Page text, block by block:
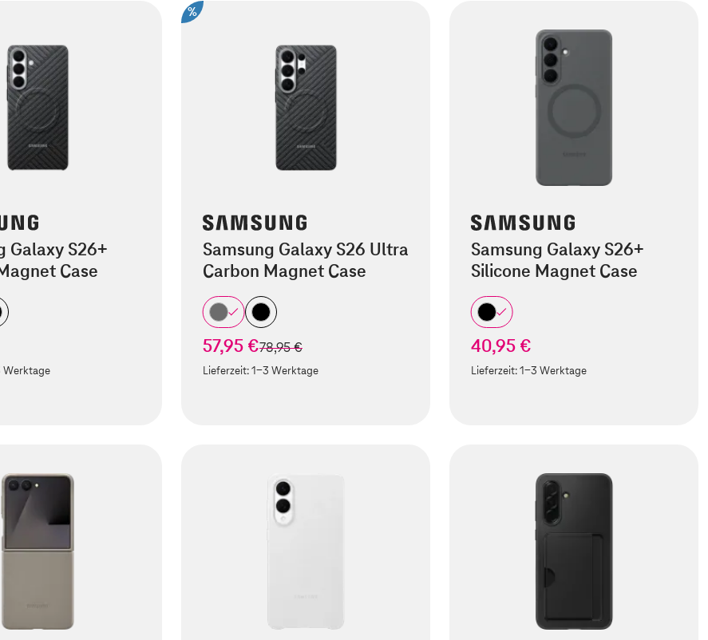
Galaxy S26+
Case
Werktage
%
Samsung Galaxy S26 Ultra
Carbon Magnet Case
57,95 €statt
78,95 €
Lieferzeit:1-3 Werktage
Samsung Galaxy S26+
Silicone Magnet Case
40,95 €
Lieferzeit:1-3 Werktage